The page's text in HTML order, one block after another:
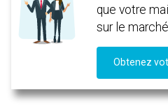
que votre
sur le
Obtenez